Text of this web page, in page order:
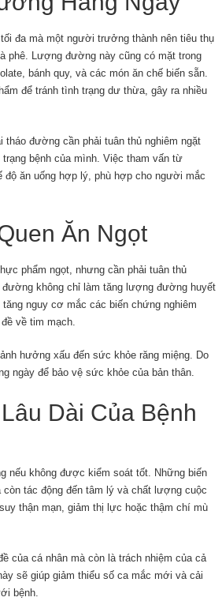
đa mà một người trưởng thành nên tiêu thụ
phê. Lượng đường này cũng có mặt trong
bánh quy, và các món ăn chế biến sẵn.
để tránh tình trạng dư thừa, gây ra nhiều
đường cần phải tuân thủ nghiêm ngặt
bệnh của mình. Việc tham vấn từ
ăn uống hợp lý, phù hợp cho người mắc
Ăn Ngọt
phẩm ngọt, nhưng cần phải tuân thủ
không chỉ làm tăng lượng đường huyết
nguy cơ mắc các biến chứng nghiêm
về tim mạch.
hưởng xấu đến sức khỏe răng miệng. Do
ngày để bảo vệ sức khỏe của bản thân.
Dài Của Bệnh
nếu không được kiểm soát tốt. Những biến
tác động đến tâm lý và chất lượng cuộc
thận mạn, giảm thị lực hoặc thậm chí mù
của cá nhân mà còn là trách nhiệm của cả
sẽ giúp giảm thiểu số ca mắc mới và cải
bệnh.